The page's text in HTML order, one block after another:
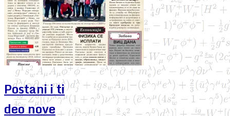
Postani i ti
deo nove